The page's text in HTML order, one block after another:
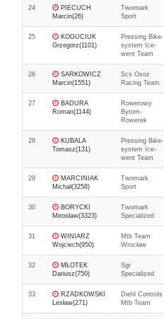
24
PIECUCH
Marcin(26)
Twomark
Sport
25
KOGUCIUK
Grzegorz(1101)
Pressing Bike-
system Ice-
went Team
26
SARKOWICZ
Marcin(1551)
Scs Osoz
Racing Team
27
BADURA
Roman(1144)
Rowerowy
Bytom-
Rowerek
28
KUBALA
Tomasz(131)
Pressing Bike-
system Ice-
went Team
29
MARCINIAK
Michał(3258)
Twomark
Sport
30
BORYCKI
Mirosław(3323)
Twomark
Specialized
31
WINIARZ
Wojciech(950)
Mtb Team
Wrocław
32
MŁOTEK
Dariusz(750)
Sgr
Specialized
33
RZADKOWSKI
Lesław(271)
Diehl Controls
Mtb Team